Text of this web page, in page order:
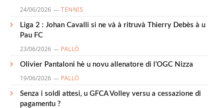
24/06/2026 TENNIS
Liga 2 : Johan Cavalli si ne và à ritruvà Thierry Debès à u
Pau FC
23/06/2026 PALLÒ
Olivier Pantaloni hè u novu allenatore di l’OGC Nizza
19/06/2026 PALLÒ
Senza i soldi attesi, u GFCA Volley versu a cessazione di
pagamentu ?